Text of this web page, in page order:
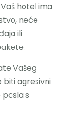
hotel ima
neće
ili
Vašeg
biti agresivni
s